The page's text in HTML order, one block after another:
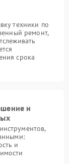
техники по
ремонт,
срока
и
и